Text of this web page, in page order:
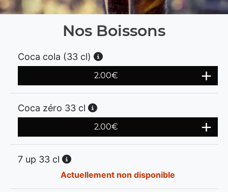
Nos Boissons
Coca cola (33 cl)
2.00€
Coca zéro 33 cl
2.00€
7 up 33 cl
Actuellement non disponible